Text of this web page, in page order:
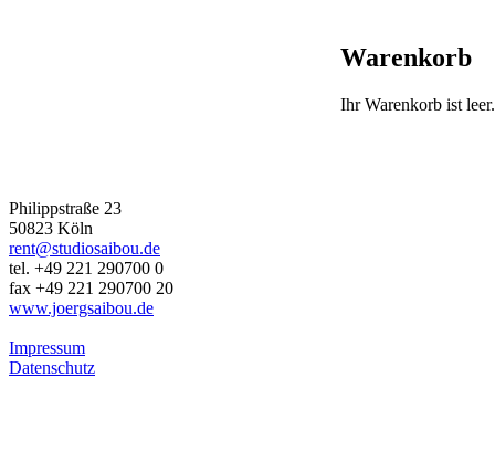
Warenkorb
Ihr Warenkorb ist leer.
Philippstraße 23
50823 Köln
rent@studiosaibou.de
tel. +49 221 290700 0
fax +49 221 290700 20
www.joergsaibou.de
Impressum
Datenschutz